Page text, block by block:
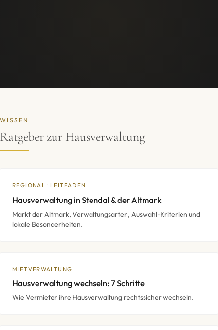
WISSEN
Ratgeber zur Hausverwaltung
REGIONAL · LEITFADEN
Hausverwaltung in Stendal & der Altmark
Markt der Altmark, Verwaltungsarten, Auswahl-Kriterien und
lokale Besonderheiten.
MIETVERWALTUNG
Hausverwaltung wechseln: 7 Schritte
Wie Vermieter ihre Hausverwaltung rechtssicher wechseln.